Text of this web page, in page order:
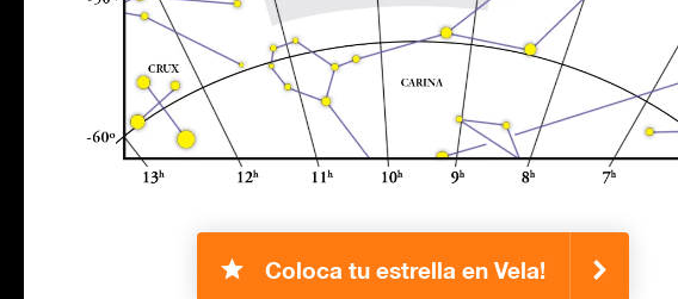
Coloca tu estrella en Vela!